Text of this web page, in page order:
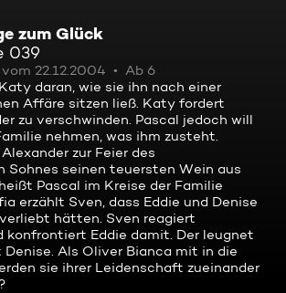
zum Glück
039
22.12.2004
Ab 6
daran, wie sie ihn nach einer
Affäre sitzen ließ. Katy fordert
zu verschwinden. Pascal jedoch will
nehmen, was ihm zusteht.
zur Feier des
Sohnes seinen teuersten Wein aus
Pascal im Kreise der Familie
erzählt Sven, dass Eddie und Denise
hätten. Sven reagiert
konfrontiert Eddie damit. Der leugnet
Als Oliver Bianca mit in die
sie ihrer Leidenschaft zueinander